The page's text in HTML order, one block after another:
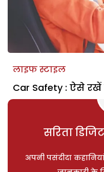
लाइफ स्टाइल
Car Safety : ऐसे
सरिता
अपनी पसंदीदा